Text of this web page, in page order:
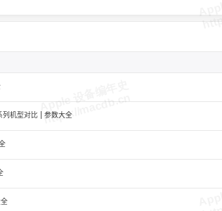
机型对比 | 参数大全